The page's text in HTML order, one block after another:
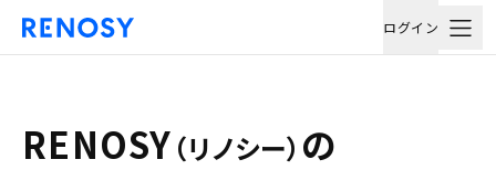
ログイン
RENOSY （リノシー） の